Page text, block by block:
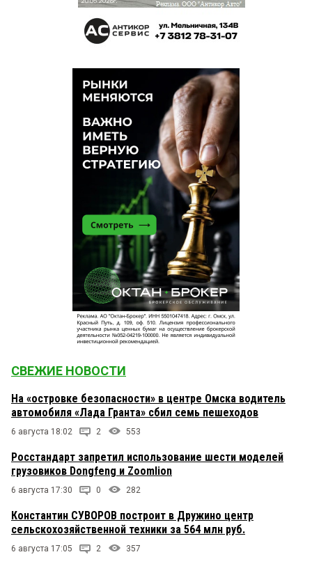
СВЕЖИЕ НОВОСТИ
На «островке безопасности» в центре Омска водитель
автомобиля «Лада Гранта» сбил семь пешеходов
6 августа 18:02 2 553
Росстандарт запретил использование шести моделей
грузовиков Dongfeng и Zoomlion
6 августа 17:30 0 282
Константин СУВОРОВ построит в Дружино центр
сельскохозяйственной техники за 564 млн руб.
6 августа 17:05 2 357